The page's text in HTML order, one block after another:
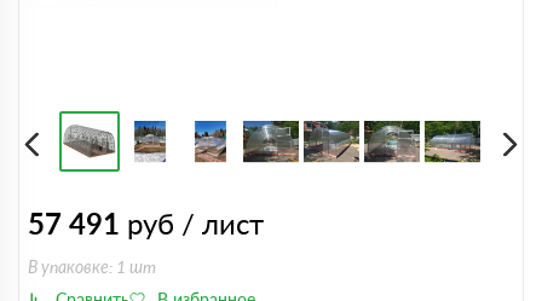
57 491 руб / лист
В упаковке: 1 шт